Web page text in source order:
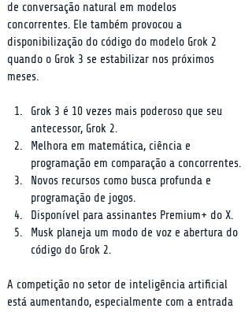
de conversação natural em modelos
concorrentes. Ele também provocou a
disponibilização do código do modelo Grok 2
quando o Grok 3 se estabilizar nos próximos
meses.
Grok 3 é 10 vezes mais poderoso que seu
antecessor, Grok 2.
Melhora em matemática, ciência e
programação em comparação a concorrentes.
Novos recursos como busca profunda e
programação de jogos.
Disponível para assinantes Premium+ do X.
Musk planeja um modo de voz e abertura do
código do Grok 2.
A competição no setor de inteligência artificial
está aumentando, especialmente com a entrada